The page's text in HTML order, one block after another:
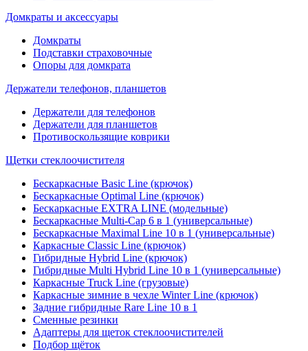
Домкраты и аксессуары
Домкраты
Подставки страховочные
Опоры для домкрата
Держатели телефонов, планшетов
Держатели для телефонов
Держатели для планшетов
Противоскользящие коврики
Щетки стеклоочистителя
Бескаркасные Basic Line (крючок)
Бескаркасные Optimal Line (крючок)
Бескаркасные EXTRA LINE (модельные)
Бескаркасные Multi-Cap 6 в 1 (универсальные)
Бескаркасные Maximal Line 10 в 1 (универсальные)
Каркасные Classic Line (крючок)
Гибридные Hybrid Line (крючок)
Гибридные Multi Hybrid Line 10 в 1 (универсальные)
Каркасные Truck Line (грузовые)
Каркасные зимние в чехле Winter Line (крючок)
Задние гибридные Rare Line 10 в 1
Сменные резинки
Адаптеры для щеток стеклоочистителей
Подбор щёток